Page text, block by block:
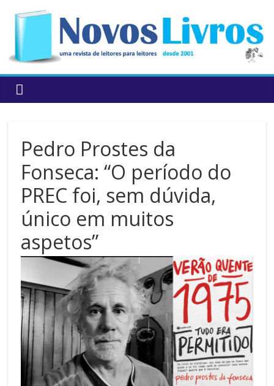
content
Pedro Prostes da
Fonseca: “O período do
PREC foi, sem dúvida,
único em muitos
aspetos”